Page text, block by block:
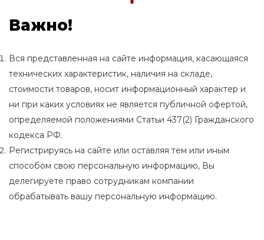
Важно!
Вся представленная на сайте информация, касающаяся
технических характеристик, наличия на складе,
стоимости товаров, носит информационный характер и
ни при каких условиях не является публичной офертой,
определяемой положениями Статьи 437(2) Гражданского
кодекса РФ.
Регистрируясь на сайте или оставляя тем или иным
способом свою персональную информацию, Вы
делегируете право сотрудникам компании
обрабатывать вашу персональную информацию.